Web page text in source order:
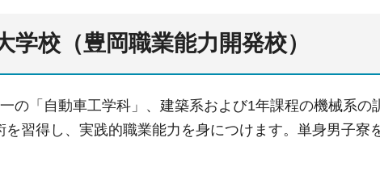
学校（豊岡職業能力開発校）
の「自動車工学科」、建築系および1年課程の機械系
を習得し、実践的職業能力を身につけます。単身男子寮